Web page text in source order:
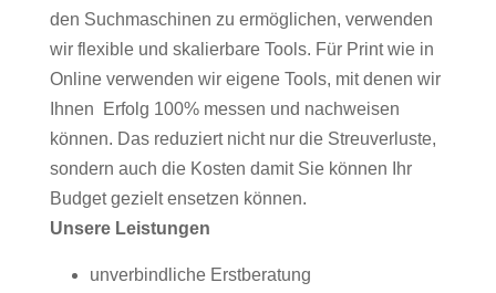
den Suchmaschinen zu ermöglichen, verwenden
wir flexible und skalierbare Tools. Für Print wie in
Online verwenden wir eigene Tools, mit denen wir
Ihnen Erfolg 100% messen und nachweisen
können. Das reduziert nicht nur die Streuverluste,
sondern auch die Kosten damit Sie können Ihr
Budget gezielt ensetzen können.
Unsere Leistungen
unverbindliche Erstberatung